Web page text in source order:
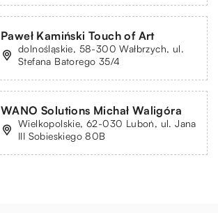
Paweł Kamiński Touch of Art
dolnośląskie, 58-300 Wałbrzych, ul.
Stefana Batorego 35/4
WANO Solutions Michał Waligóra
Wielkopolskie, 62-030 Luboń, ul. Jana
III Sobieskiego 80B